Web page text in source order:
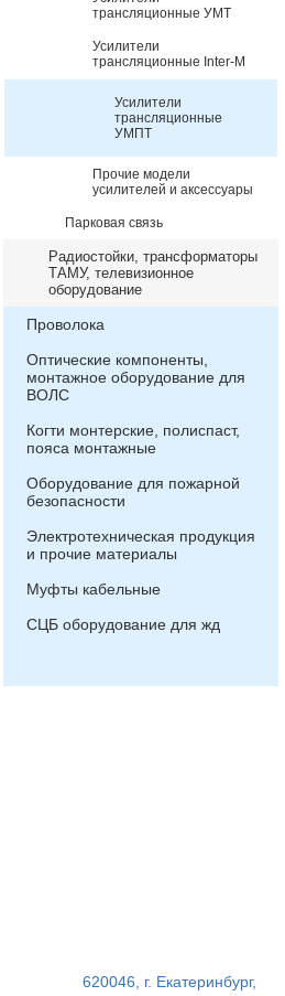
трансляционные УМТ
Усилители
трансляционные Inter-M
Усилители
трансляционные
УМПТ
Прочие модели
усилителей и аксессуары
Парковая связь
Радиостойки, трансформаторы
ТАМУ, телевизионное
оборудование
Проволока
Оптические компоненты,
монтажное оборудование для
ВОЛС
Когти монтерские, полиспаст,
пояса монтажные
Оборудование для пожарной
безопасности
Электротехническая продукция
и прочие материалы
Муфты кабельные
СЦБ оборудование для жд
620046, г. Екатеринбург,